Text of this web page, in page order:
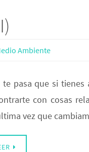
Ambiente
te pasa que si
con cosas
vez que